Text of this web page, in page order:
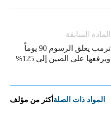
المادة السابقة
ترمب يعلق الرسوم 90 يوماً
ويرفعها على الصين إلى 125%
المواد ذات الصلةأكثر من مؤلف